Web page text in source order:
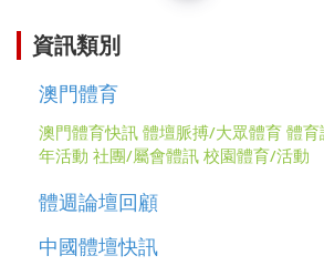
資訊類別
澳門體育
澳門體育快訊 體壇脈搏/大眾體育 體育
年活動 社團/屬會體訊 校園體育/活動
體週論壇回顧
中國體壇快訊